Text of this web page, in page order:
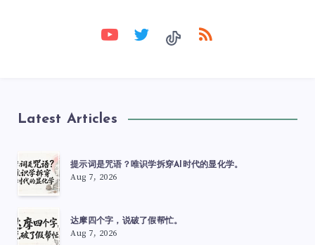
Latest Articles
提示词是咒语？唯识学拆穿AI时代的显化学。
Aug 7, 2026
达摩四个字，说破了假帮忙。
Aug 7, 2026